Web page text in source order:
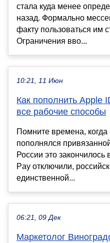
стала куда менее
назад. Формально
факту пользоваться им
Ограничения вво...
10:21, 11 Июн
Как пополнить Apple
все рабочие способы
Помните времена,
пополнялся
России это
Pay отключили,
единственной...
06:21, 09 Дек
Маркетолог